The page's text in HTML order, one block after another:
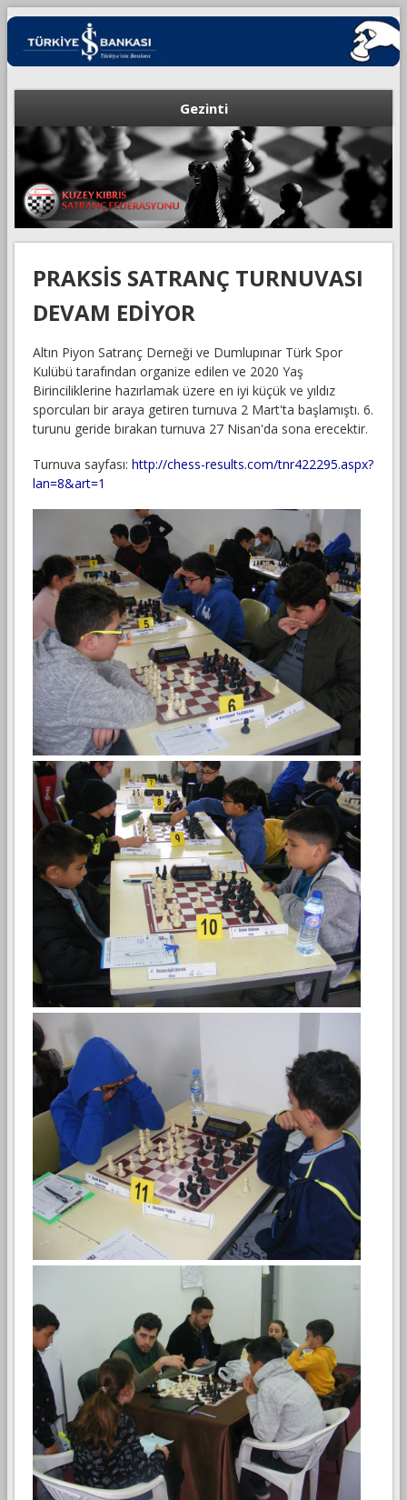
Gezinti
PRAKSİS SATRANÇ TURNUVASI
DEVAM EDİYOR
Altın Piyon Satranç Derneği ve Dumlupınar Türk Spor
Kulübü tarafından organize edilen ve 2020 Yaş
Birinciliklerine hazırlamak üzere en iyi küçük ve yıldız
sporcuları bir araya getiren turnuva 2 Mart'ta başlamıştı. 6.
turunu geride bırakan turnuva 27 Nisan'da sona erecektir.
Turnuva sayfası: http://chess-results.com/tnr422295.aspx?
lan=8&art=1